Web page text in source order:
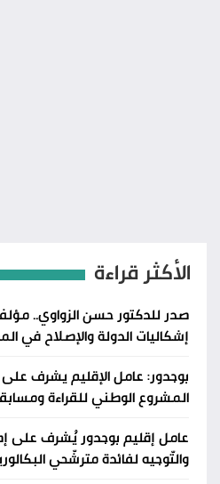
الأكثر قراءة
صدر للدكتور حسن الزواوي..
إشكاليات الدولة والإصلاح في
بوجدور: عامل الإقليم يشرف
المشروع الوطني للقراءة
عامل إقليم بوجدور يُشرف على
والتّوجيه لفائدة مترشّحي